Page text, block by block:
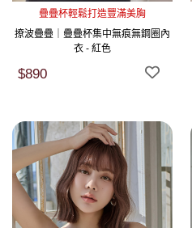
疊疊杯輕鬆打造豐滿美胸
撩波疊疊｜疊疊杯集中無痕無鋼圈內
衣 - 紅色
$890